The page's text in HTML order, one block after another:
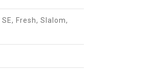
Fresh, Slalom,